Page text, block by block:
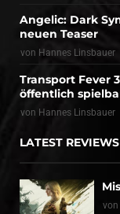
Angelic: Dark
neuen Teaser
von Hannes Linsbauer
Transport Fever
öffentlich
von Hannes Linsbauer
LATEST REVIEWS
von